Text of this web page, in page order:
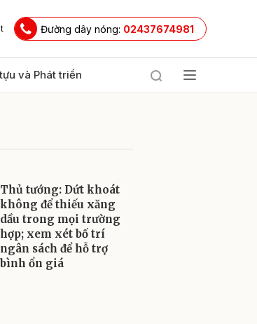
Đường dây nóng: 02437674981
và Phát triển
Thủ tướng: Dứt khoát
không để thiếu xăng
dầu trong mọi trường
hợp; xem xét bố trí
ngân sách để hỗ trợ
bình ổn giá